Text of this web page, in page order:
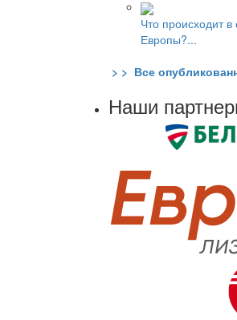
Что происходит
Европы?...
> > Все
Наши